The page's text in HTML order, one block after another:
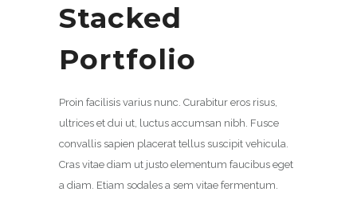
Stacked
Portfolio
Proin facilisis varius nunc. Curabitur eros risus,
ultrices et dui ut, luctus accumsan nibh. Fusce
convallis sapien placerat tellus suscipit vehicula.
Cras vitae diam ut justo elementum faucibus eget
a diam. Etiam sodales a sem vitae fermentum.